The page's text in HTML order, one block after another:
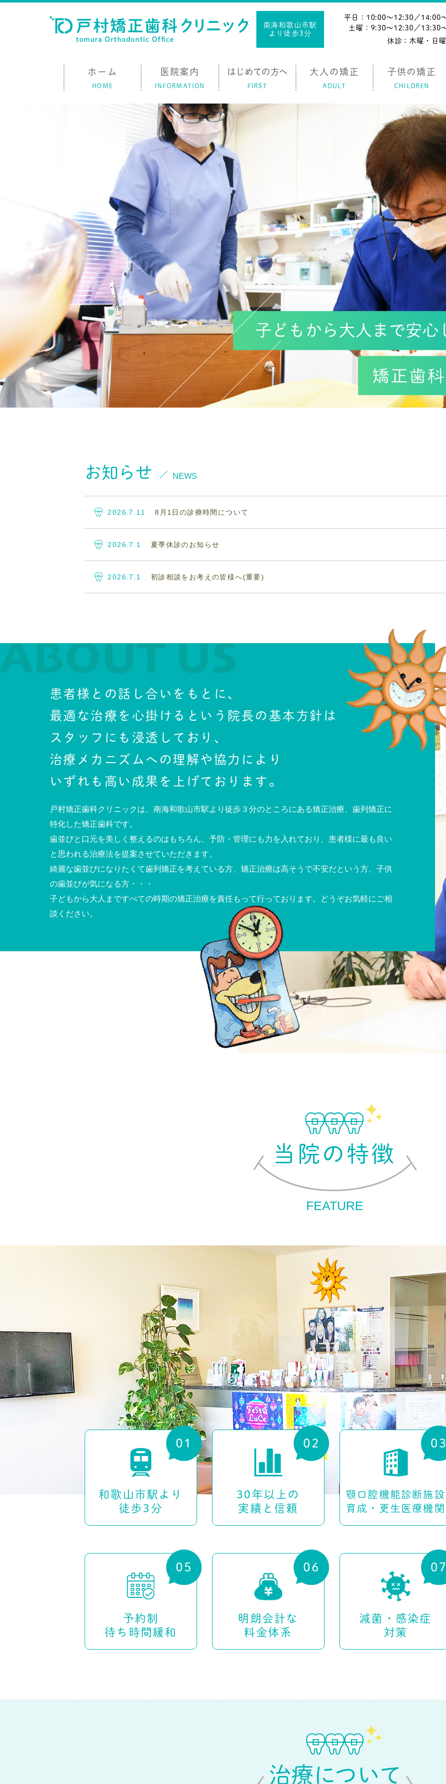
南海和歌山市駅
より徒歩3分
平日：10:00〜12:30／14:00
土曜：9:30〜12:30／13:30
休診：木曜・日
ホーム
HOME
医院案内
INFORMATION
はじめての方へ
FIRST
大人の矯正
ADULT
子供の矯正
CHILDREN
お知らせ NEWS
2026.7.11 8月1日の診療時間について
2026.7.1 夏季休診のお知らせ
2026.7.1 初診相談をお考えの皆様へ(重要)
患者様との話し合いをもとに、
最適な治療を心掛ける という院長の基本方針は
スタッフにも浸透しており、
治療メカニズムへの理解や協力により
いずれも高い成果を上げております。
戸村矯正歯科クリニックは、南海和歌山市駅より徒歩３分のところにある矯正治療、歯列矯正に
特化した矯正歯科です。
歯並びと口元を美しく整えるのはもちろん、予防・管理にも力を入れており、患者様に最も良い
と思われる治療法を提案させていただきます。
綺麗な歯並びになりたくて歯列矯正を考えている方、矯正治療は高そうで不安だという方、子供
の歯並びが気になる方・・・
子どもから大人まですべての時期の矯正治療を責任もって行っております。どうぞお気軽にご相
談ください。
当院の特徴
FEATURE
和歌山市駅より
徒歩3分
30年以上の
実績と信頼
顎口腔機能診断施設
育成・更生医療機関
予約制
待ち時間緩和
明朗会計な
料金体系
減菌・感染症
対策
治療について